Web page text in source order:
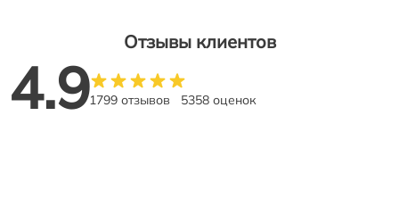
Отзывы клиентов
4.91799 отзывов 5358 оценок